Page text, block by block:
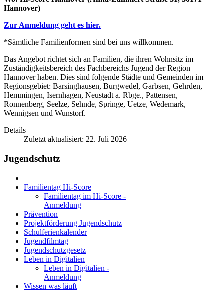
Hannover)
Zur Anmeldung geht es hier.
*Sämtliche Familienformen sind bei uns willkommen.
Das Angebot richtet sich an Familien, die ihren Wohnsitz im
Zuständigkeitsbereich des Fachbereichs Jugend der Region
Hannover haben. Dies sind folgende Städte und Gemeinden im
Regionsgebiet: Barsinghausen, Burgwedel, Garbsen, Gehrden,
Hemmingen, Isernhagen, Neustadt a. Rbge., Pattensen,
Ronnenberg, Seelze, Sehnde, Springe, Uetze, Wedemark,
Wennigsen und Wunstorf.
Details
Zuletzt aktualisiert: 22. Juli 2026
Jugendschutz
Familientag Hi-Score
Familientag im Hi-Score -
Anmeldung
Prävention
Projektförderung Jugendschutz
Schulferienkalender
Jugendfilmtag
Jugendschutzgesetz
Leben in Digitalien
Leben in Digitalien -
Anmeldung
Wissen was läuft